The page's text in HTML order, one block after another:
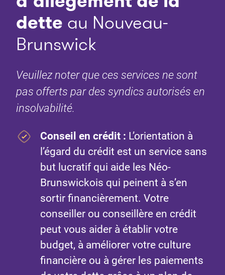
dette au Nouveau-
Brunswick
Veuillez noter que ces services ne sont
pas offerts par des syndics autorisés en
insolvabilité.
Conseil en crédit : L’orientation à
l’égard du crédit est un service sans
but lucratif qui aide les Néo-
Brunswickois qui peinent à s’en
sortir financièrement. Votre
conseiller ou conseillère en crédit
peut vous aider à établir votre
budget, à améliorer votre culture
financière ou à gérer les paiements